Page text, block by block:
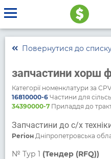
Повернутися до
запчастини хорш
Категорії номенклатури за CPV
16810000-6Частини для
34390000-7Приладдя до
Запчастини до с/х
Регіон Дніпропетровська
№ Тур 1 (Тендер (RFQ))